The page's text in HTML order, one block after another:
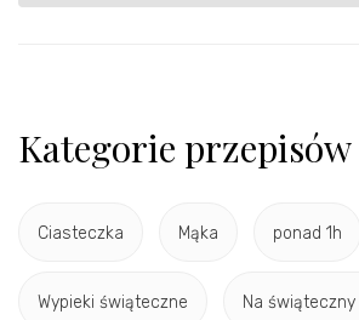
Kategorie przepisów
Ciasteczka Mąka ponad 1h
Wypieki świąteczne Na